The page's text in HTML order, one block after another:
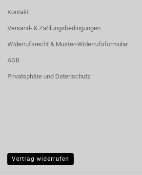
Kontakt
Versand- & Zahlungsbedingungen
Widerrufsrecht & Muster-Widerrufsformular
AGB
Privatsphäre und Datenschutz
Vertrag widerrufen